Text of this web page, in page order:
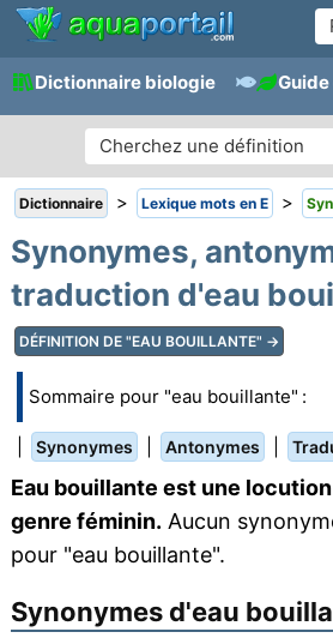
Dictionnaire biologie
Dictionnaire > Lexique mots en E >
Synonymes,
traduction d'eau
DÉFINITION DE "EAU BOUILLANTE" →
Sommaire pour "eau bouillante" :
Synonymes Antonymes
Eau bouillante est une
genre féminin. Aucun
pour "eau bouillante".
Synonymes d'eau